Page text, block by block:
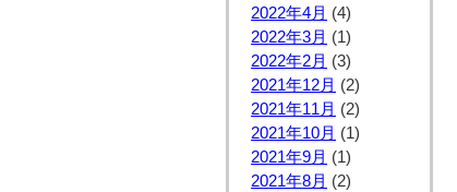
2022年4月 (4)
2022年3月 (1)
2022年2月 (3)
2021年12月 (2)
2021年11月 (2)
2021年10月 (1)
2021年9月 (1)
2021年8月 (2)